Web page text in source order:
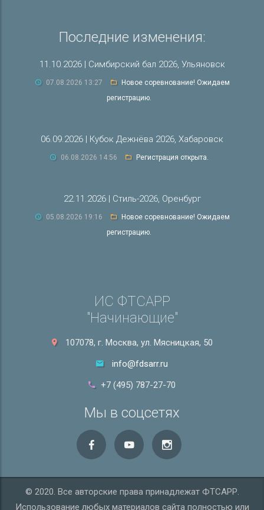
Последние изменения:
11.10.2026 | Симбирский бал 2026, Ульяновск
07.08.2026 13:27
Новое соревнование! Ожидаем
регистрацию.
06.09.2026 | Кубок Дежнёва 2026, Хабаровск
06.08.2026 14:56 Регистрация открыта.
22.11.2026 | Стиль-2026, Оренбург
05.08.2026 19:16
Новое соревнование! Ожидаем
регистрацию.
ИС ФТСАРР
"Начинающие"
107078, г. Москва, ул. Мясницкая, 50
info@fdsarr.ru
+7 (495) 787-27-70
Мы в соцсетях
© 2020. Все авторские права принадлежат ФТСАРР.
Использование любых материалов сайта полностью или